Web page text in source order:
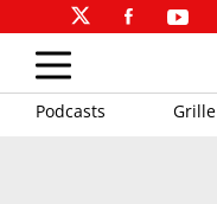
Podcasts Grille